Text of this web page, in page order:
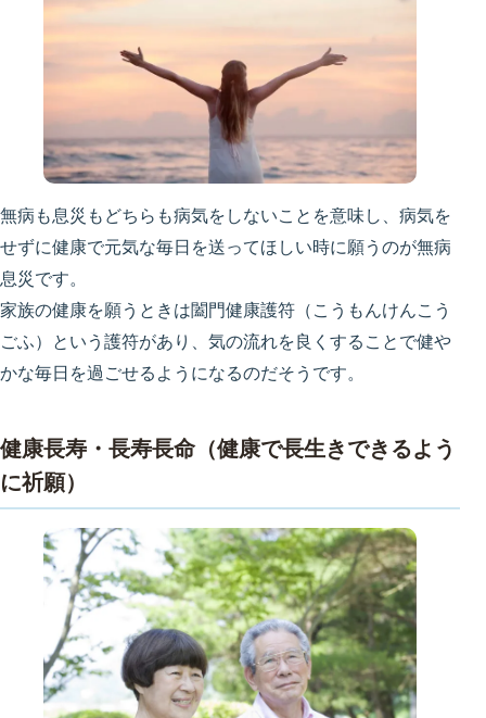
無病も息災もどちらも病気をしないことを意味し、病気を
せずに健康で元気な毎日を送ってほしい時に願うのが無病
息災です。
家族の健康を願うときは闔門健康護符（こうもんけんこう
ごふ）という護符があり、気の流れを良くすることで健や
かな毎日を過ごせるようになるのだそうです。
健康長寿・長寿長命（健康で長生きできるよう
に祈願）